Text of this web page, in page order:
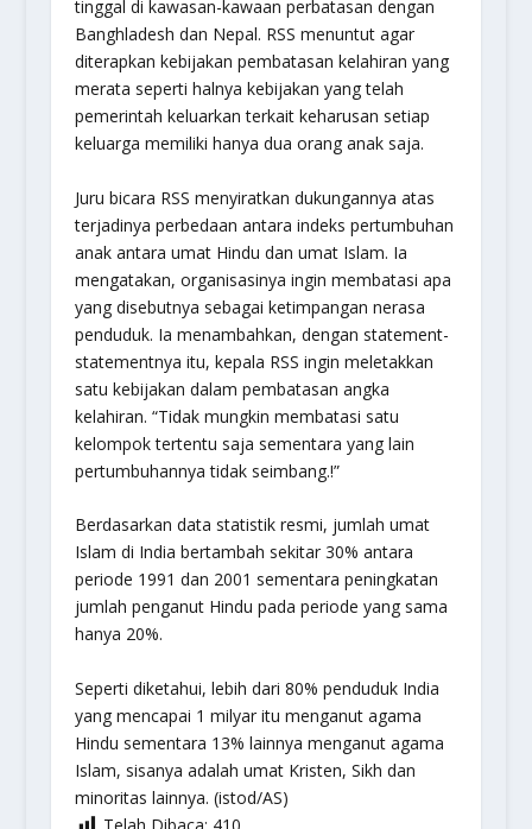
tinggal di kawasan-kawaan perbatasan dengan
Banghladesh dan Nepal. RSS menuntut agar
diterapkan kebijakan pembatasan kelahiran yang
merata seperti halnya kebijakan yang telah
pemerintah keluarkan terkait keharusan setiap
keluarga memiliki hanya dua orang anak saja.
Juru bicara RSS menyiratkan dukungannya atas
terjadinya perbedaan antara indeks pertumbuhan
anak antara umat Hindu dan umat Islam. Ia
mengatakan, organisasinya ingin membatasi apa
yang disebutnya sebagai ketimpangan nerasa
penduduk. Ia menambahkan, dengan statement-
statementnya itu, kepala RSS ingin meletakkan
satu kebijakan dalam pembatasan angka
kelahiran. “Tidak mungkin membatasi satu
kelompok tertentu saja sementara yang lain
pertumbuhannya tidak seimbang.!”
Berdasarkan data statistik resmi, jumlah umat
Islam di India bertambah sekitar 30% antara
periode 1991 dan 2001 sementara peningkatan
jumlah penganut Hindu pada periode yang sama
hanya 20%.
Seperti diketahui, lebih dari 80% penduduk India
yang mencapai 1 milyar itu menganut agama
Hindu sementara 13% lainnya menganut agama
Islam, sisanya adalah umat Kristen, Sikh dan
minoritas lainnya. (istod/AS)
Telah Dibaca: 410